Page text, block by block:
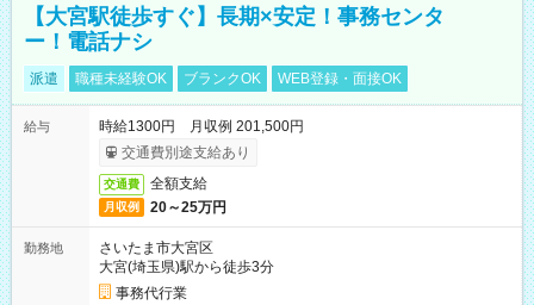
【大宮駅徒歩すぐ】長期×安定！事務センタ
ー！電話ナシ
派遣 職種未経験OK ブランクOK WEB登録・面接OK
給与
時給1300円 月収例 201,500円
交通費別途支給あり
交通費 全額支給
月収例 20～25万円
勤務地
さいたま市大宮区
大宮(埼玉県)駅から徒歩3分
事務代行業